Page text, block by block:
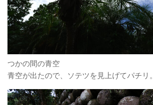
つかの間の青空
青空が出たので、ソテツを見上げてパチリ。